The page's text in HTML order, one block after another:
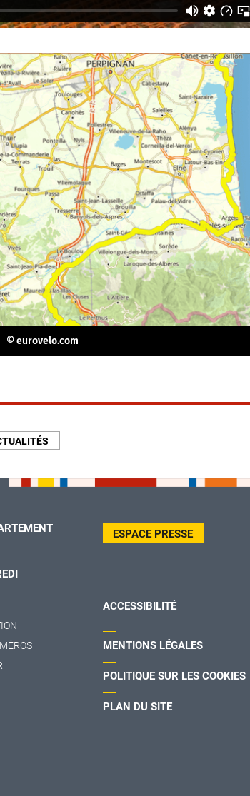
© eurovelo.com
ESPACE PRESSE
ACCESSIBILITÉ
MENTIONS LÉGALES
POLITIQUE SUR LES COOKIES
PLAN DU SITE